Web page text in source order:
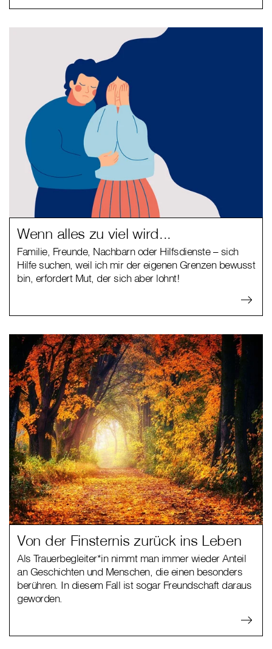
Wenn alles zu viel wird...
Familie, Freunde, Nachbarn oder Hilfsdienste – sich
Hilfe suchen, weil ich mir der eigenen Grenzen bewusst
bin, erfordert Mut, der sich aber lohnt!
Von der Finsternis zurück ins Leben
Als Trauerbegleiter*in nimmt man immer wieder Anteil
an Geschichten und Menschen, die einen besonders
berühren. In diesem Fall ist sogar Freundschaft daraus
geworden.